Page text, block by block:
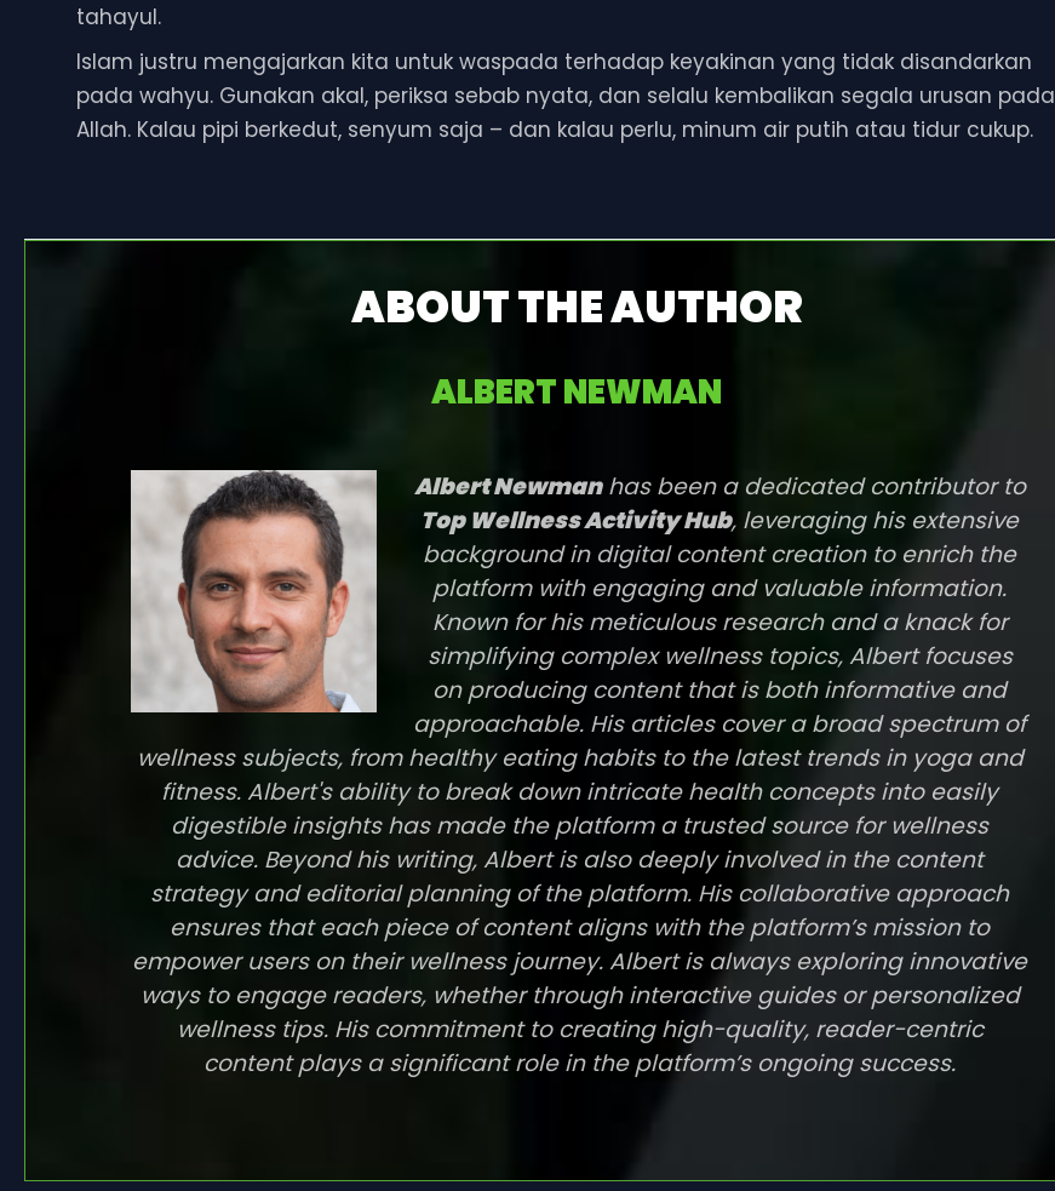
tahayul.
Islam justru mengajarkan kita untuk waspada terhadap keyakinan yang tidak disandarkan
pada wahyu. Gunakan akal, periksa sebab nyata, dan selalu kembalikan segala urusan pada
Allah. Kalau pipi berkedut, senyum saja – dan kalau perlu, minum air putih atau tidur cukup.
ABOUT THE AUTHOR
ALBERT NEWMAN
Albert Newmanhas been a dedicated contributor to
Top Wellness Activity Hub, leveraging his extensive
background in digital content creation to enrich the
platform with engaging and valuable information.
Known for his meticulous research and a knack for
simplifying complex wellness topics, Albert focuses
on producing content that is both informative and
approachable. His articles cover a broad spectrum of
wellness subjects, from healthy eating habits to the latest trends in yoga and
fitness. Albert's ability to break down intricate health concepts into easily
digestible insights has made the platform a trusted source for wellness
advice. Beyond his writing, Albert is also deeply involved in the content
strategy and editorial planning of the platform. His collaborative approach
ensures that each piece of content aligns with the platform’s mission to
empower users on their wellness journey. Albert is always exploring innovative
ways to engage readers, whether through interactive guides or personalized
wellness tips. His commitment to creating high-quality, reader-centric
content plays a significant role in the platform’s ongoing success.